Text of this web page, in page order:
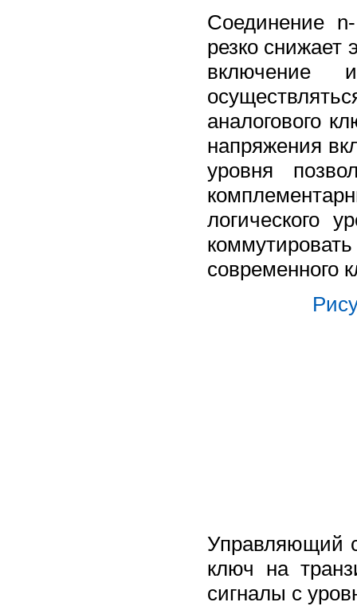
Соединение
резко снижает
включение
аналогового
напряжения
уровня
логического
современного
Управляющий
ключ на
сигналы с